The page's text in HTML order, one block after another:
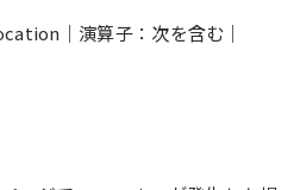
｜演算子：次を含む｜